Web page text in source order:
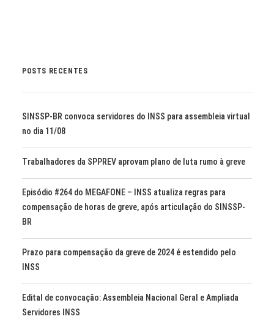
POSTS RECENTES
SINSSP-BR convoca servidores do INSS para assembleia virtual
no dia 11/08
Trabalhadores da SPPREV aprovam plano de luta rumo à greve
Episódio #264 do MEGAFONE – INSS atualiza regras para
compensação de horas de greve, após articulação do SINSSP-
BR
Prazo para compensação da greve de 2024 é estendido pelo
INSS
Edital de convocação: Assembleia Nacional Geral e Ampliada
Servidores INSS